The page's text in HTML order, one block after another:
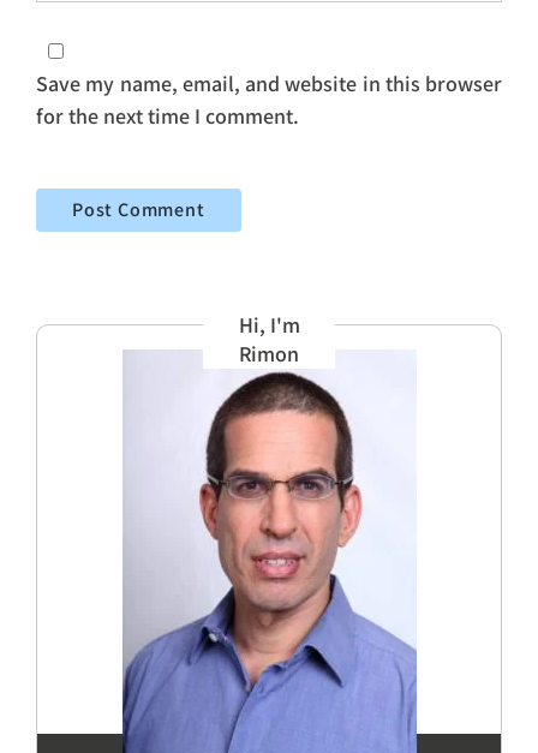
Save my name, email, and website in this browser
for the next time I comment.
Hi, I'm
Rimon